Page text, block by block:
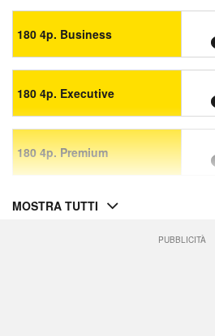
180 4p. Business
180 4p. Executive
180 4p. Premium
MOSTRA TUTTI
PUBBLICITÀ